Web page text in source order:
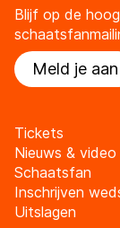
Blijf op de
Meld je aan
Tickets
Nieuws & video
Schaatsfan
Inschrijven
Uitslagen